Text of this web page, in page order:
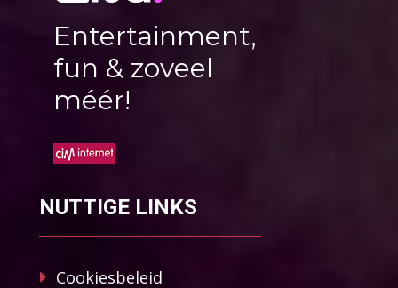
Entertainment,
fun & zoveel
méér!
NUTTIGE LINKS
Cookiesbeleid